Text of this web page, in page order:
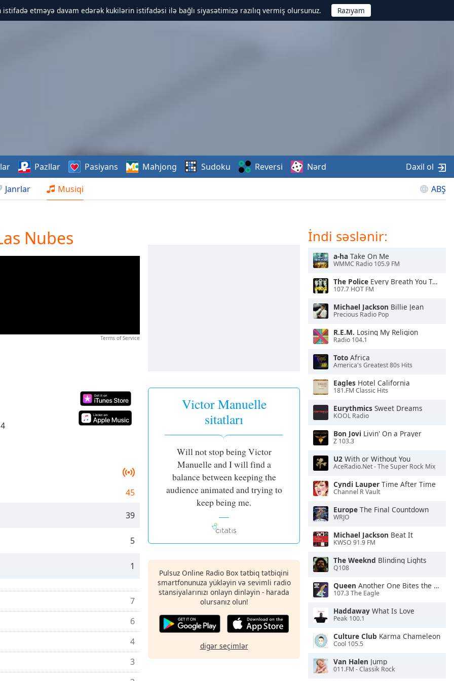
etməyə davam edərək kukilərin istifadəsi ilə bağlı siyasətimizə razılıq vermiş olursunuz.
Janrlar Musiqi ABŞ
Pazllar Pasiyans Mahjong Sudoku Reversi Nərd Daxil ol
Nubes
Terms of Service
45
39
5
1
7
6
4
3
Victor Manuelle
sitatları
Will not stop being Victor
Manuelle and I will find a
balance between keeping the
audience animated and trying to
keep being me.
Pulsuz Online Radio Box tətbiq tətbiqini
smartfonunuza yükləyin və sevimli radio
stansiyalarınızı onlayn dinləyin - harada
olursanız olun!
digər seçimlər
İndi səslənir:
a-ha Take On Me
WMMC Radio 105.9 FM
The Police Every Breath You Take
107.7 HOT FM
Michael Jackson Billie Jean
Precious Radio Pop
R.E.M. Losing My Religion
Radio 104.1
Toto Africa
America's Greatest 80s Hits
Eagles Hotel California
181.FM Classic Hits
Eurythmics Sweet Dreams
KOOL Radio
Bon Jovi Livin' On a Prayer
Z 103.3
U2 With or Without You
AceRadio.Net - The Super Rock Mix
Cyndi Lauper Time After Time
Channel R Vault
Europe The Final Countdown
WRJO
Michael Jackson Beat It
KWSO 91.9 FM
The Weeknd Blinding Lights
Q108
Queen Another One Bites the Dust
107.3 The Eagle
Haddaway What Is Love
Peak 100.1
Culture Club Karma Chameleon
Cool 105.5
Van Halen Jump
011.FM - Classik Rock